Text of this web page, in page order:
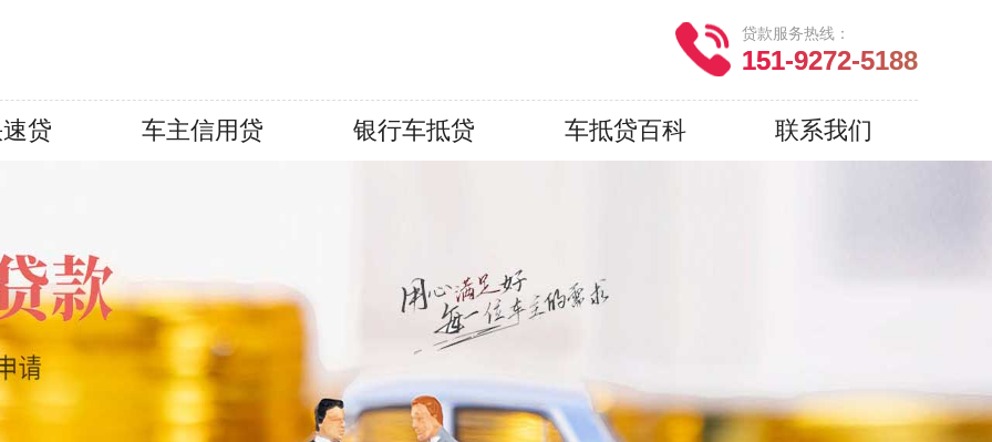
贷款服务热线：
151-9272-5188
贷 车主信用贷 银行车抵贷 车抵贷百科 联系我们